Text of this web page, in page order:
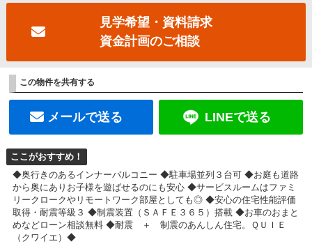
見学希望・資料請求
資金計画のご相談
この物件を共有する
メールで送る LINEで送る
ここがおすすめ！
◆奥行きのあるインナーバルコニー ◆駐車場並列３台可 ◆お庭も道路
から奥にありお子様を遊ばせるのにも安心 ◆サービスルームはファミ
リークロークやリモートワーク部屋としても◎ ◆安心の住宅性能評価
取得・耐震等級３ ◆制震装置（ＳＡＦＥ３６５）搭載 ◆お車のおまと
めなどローン相談無料 ◆耐震 ＋ 制震のあんしん住宅。ＱＵＩＥ
（クワイエ）◆